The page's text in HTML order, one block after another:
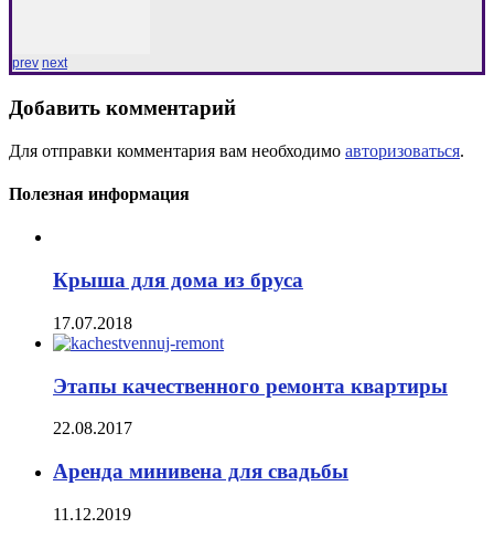
prev next
Добавить комментарий
Для отправки комментария вам необходимо авторизоваться.
Полезная информация
Крыша для дома из бруса
17.07.2018
Этапы качественного ремонта квартиры
22.08.2017
Аренда минивена для свадьбы
11.12.2019